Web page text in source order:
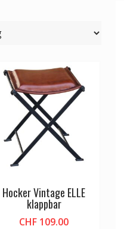
Hocker Vintage ELLE
klappbar
CHF 109.00